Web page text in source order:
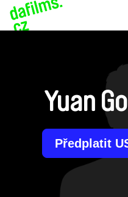
Yuan
Předplatit